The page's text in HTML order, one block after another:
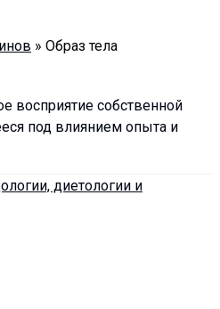
» Образ тела
восприятие собственной
под влиянием опыта и